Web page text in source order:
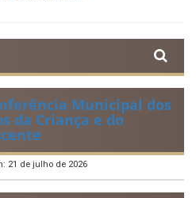
Municipal dos
da Criança e do
21 de julho de 2026